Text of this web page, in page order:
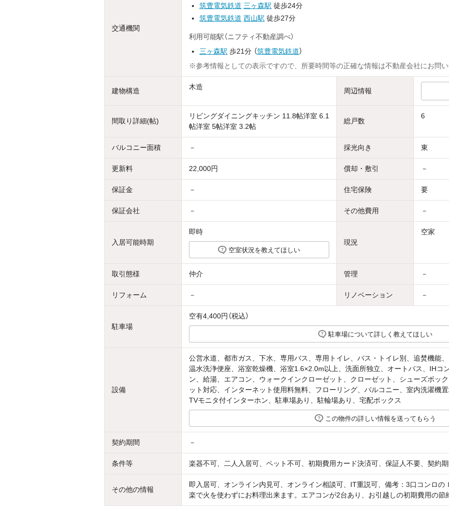
交通機関
筑豊電気鉄道 三ヶ森駅 徒歩24分
筑豊電気鉄道 西山駅 徒歩27分
利用可能駅（ニフティ不動産調べ）
三ヶ森駅 歩21分 （筑豊電気鉄道）
※参考情報としての表示ですので、所要時間等の正確な情報は不動産会社にお問い
建物構造 木造 周辺情報
間取り詳細(帖)
リビングダイニングキッチン 11.8帖洋室 6.1
帖洋室 5帖洋室 3.2帖
総戸数
6
バルコニー面積 － 採光向き 東
更新料 22,000円 償却・敷引 －
保証金 － 住宅保険 要
保証会社 － その他費用 －
入居可能時期
即時
空室状況を教えてほしい
現況
空家
取引態様 仲介 管理 －
リフォーム － リノベーション －
駐車場
空有4,400円（税込）
駐車場について詳しく教えてほしい
設備
公営水道、都市ガス、下水、専用バス、専用トイレ、バス・トイレ別、追焚機能
温水洗浄便座、浴室乾燥機、浴室1.6×2.0m以上、洗面所独立、オートバス、IHコ
ン、給湯、エアコン、ウォークインクローゼット、クローゼット、シューズボッ
ット対応、インターネット使用料無料、フローリング、バルコニー、室内洗濯機
TVモニタ付インターホン、駐車場あり、駐輪場あり、宅配ボックス
この物件の詳しい情報を送ってもらう
契約期間 －
条件等 楽器不可、二人入居可、ペット不可、初期費用カード決済可、保証人不要、契約
その他の情報
即入居可、オンライン内見可、オンライン相談可、IT重説可、備考：3口コンロ
楽で火を使わずにお料理出来ます。エアコンが2台あり、お引越しの初期費用の節